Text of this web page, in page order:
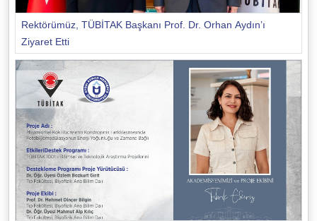
Rektörümüz, TÜBİTAK Başkanı Prof. Dr. Orhan Aydın’ı
Ziyaret Etti